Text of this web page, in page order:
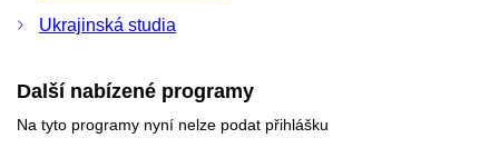
Ukrajinská studia
Další nabízené programy
Na tyto programy nyní nelze podat přihlášku